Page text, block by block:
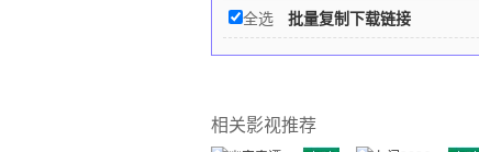
全选
批量复制下载链接
相关影视推荐